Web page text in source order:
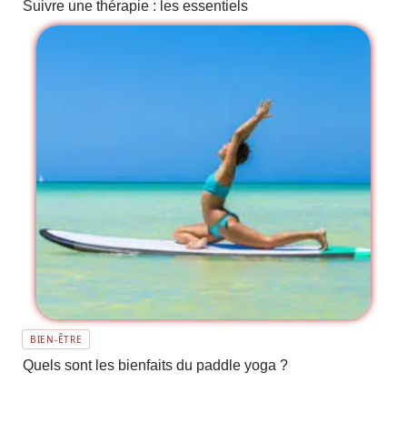
Suivre une thérapie : les essentiels
BIEN-ÊTRE
Quels sont les bienfaits du paddle yoga ?